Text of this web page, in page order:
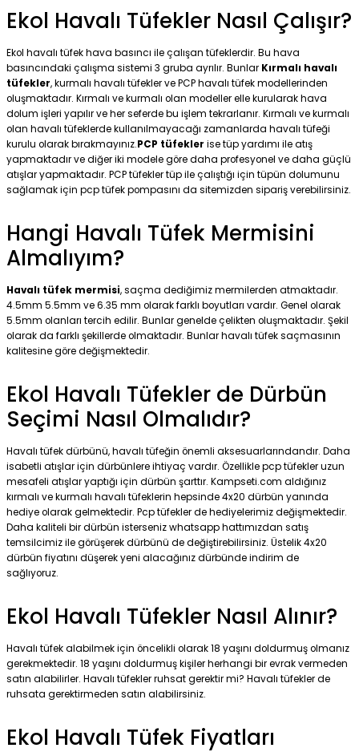
Ekol Havalı Tüfekler Nasıl Çalışır?
Ekol havalı tüfek hava basıncı ile çalışan tüfeklerdir. Bu hava
basıncındaki çalışma sistemi 3 gruba ayrılır. Bunlar Kırmalı havalı
tüfekler, kurmalı havalı tüfekler ve PCP havalı tüfek modellerinden
oluşmaktadır. Kırmalı ve kurmalı olan modeller elle kurularak hava
dolum işleri yapılır ve her seferde bu işlem tekrarlanır. Kırmalı ve kurmalı
olan havalı tüfeklerde kullanılmayacağı zamanlarda havalı tüfeği
kurulu olarak bırakmayınız.PCP tüfekler ise tüp yardımı ile atış
yapmaktadır ve diğer iki modele göre daha profesyonel ve daha güçlü
atışlar yapmaktadır. PCP tüfekler tüp ile çalıştığı için tüpün dolumunu
sağlamak için pcp tüfek pompasını da sitemizden sipariş verebilirsiniz.
Hangi Havalı Tüfek Mermisini
Almalıyım?
Havalı tüfek mermisi, saçma dediğimiz mermilerden atmaktadır.
4.5mm 5.5mm ve 6.35 mm olarak farklı boyutları vardır. Genel olarak
5.5mm olanları tercih edilir. Bunlar genelde çelikten oluşmaktadır. Şekil
olarak da farklı şekillerde olmaktadır. Bunlar havalı tüfek saçmasının
kalitesine göre değişmektedir.
Ekol Havalı Tüfekler de Dürbün
Seçimi Nasıl Olmalıdır?
Havalı tüfek dürbünü, havalı tüfeğin önemli aksesuarlarındandır. Daha
isabetli atışlar için dürbünlere ihtiyaç vardır. Özellikle pcp tüfekler uzun
mesafeli atışlar yaptığı için dürbün şarttır. Kampseti.com aldığınız
kırmalı ve kurmalı havalı tüfeklerin hepsinde 4x20 dürbün yanında
hediye olarak gelmektedir. Pcp tüfekler de hediyelerimiz değişmektedir.
Daha kaliteli bir dürbün isterseniz whatsapp hattımızdan satış
temsilcimiz ile görüşerek dürbünü de değiştirebilirsiniz. Üstelik 4x20
dürbün fiyatını düşerek yeni alacağınız dürbünde indirim de
sağlıyoruz.
Ekol Havalı Tüfekler Nasıl Alınır?
Havalı tüfek alabilmek için öncelikli olarak 18 yaşını doldurmuş olmanız
gerekmektedir. 18 yaşını doldurmuş kişiler herhangi bir evrak vermeden
satın alabilirler. Havalı tüfekler ruhsat gerektir mi? Havalı tüfekler de
ruhsata gerektirmeden satın alabilirsiniz.
Ekol Havalı Tüfek Fiyatları